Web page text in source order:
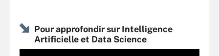
Pour approfondir sur Intelligence
Artificielle et Data Science